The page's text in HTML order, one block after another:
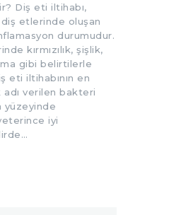
Diş eti iltihabı,
etlerinde oluşan
durumudur.
kırmızılık, şişlik,
gibi belirtilerle
eti iltihabının en
adı verilen bakteri
yüzeyinde
iyi